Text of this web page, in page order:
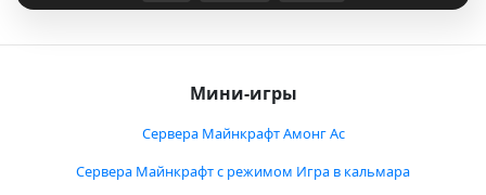
Мини-игры
Сервера Майнкрафт Амонг Ас
Сервера Майнкрафт с режимом Игра в кальмара